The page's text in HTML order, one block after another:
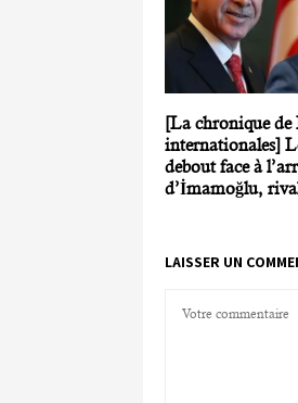
[La chronique de
internationales]
debout face à
d’İmamoğlu,
LAISSER UN